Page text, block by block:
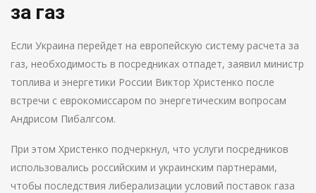
за газ
Если Украина перейдет на европейскую систему расчета за
газ, необходимость в посредниках отпадет, заявил министр
топлива и энергетики России Виктор Христенко после
встречи с еврокомиссаром по энергетическим вопросам
Андрисом Пибалгсом.
При этом Христенко подчеркнул, что услуги посредников
использовались российским и украинским партнерами,
чтобы последствия либерализации условий поставок газа